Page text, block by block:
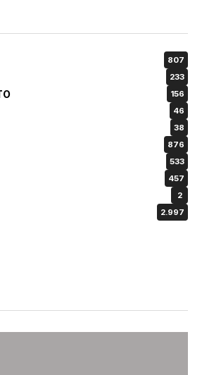
807
233
156
46
38
876
533
457
2
2.997